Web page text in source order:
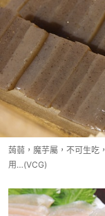
蒟蒻，魔芋屬，不可生吃
用…(VCG)